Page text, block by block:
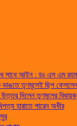
সাধে আইন : ডঃ এস এম
তৃণমূলেই ছিপ ফেললেন
দিলেন তৃণমূলের বিধায়ক
হারাতে পারেন অধীর